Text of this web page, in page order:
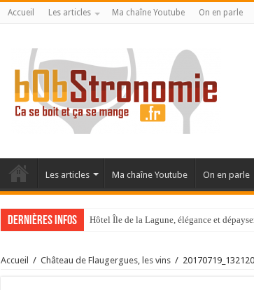
Accueil Les articles Ma chaîne Youtube On en parle
Les articles Ma chaîne Youtube On en parle
Dernières infos Hôtel Île de la Lagune, élégance et
La Villa Duflot, pépite perpignanaise
Accueil / Château de Flaugergues, les vins / 20170719_132120